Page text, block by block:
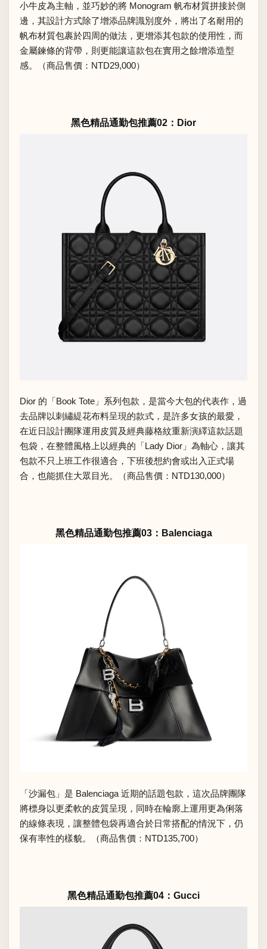
小牛皮為主軸，並巧妙的將 Monogram 帆布材質拼接於側
邊，其設計方式除了增添品牌識別度外，將出了名耐用的
帆布材質包裹於四周的做法，更增添其包款的使用性，而
金屬鍊條的背帶，則更能讓這款包在實用之餘增添造型
感。（商品售價：NTD29,000）
黑色精品通勤包推薦02：Dior
Dior 的「Book Tote」系列包款，是當今大包的代表作，過
去品牌以刺繡緹花布料呈現的款式，是許多女孩的最愛，
在近日設計團隊運用皮質及經典藤格紋重新演繹這款話題
包袋，在整體風格上以經典的「Lady Dior」為軸心，讓其
包款不只上班工作很適合，下班後想約會或出入正式場
合，也能抓住大眾目光。（商品售價：NTD130,000）
黑色精品通勤包推薦03：Balenciaga
「沙漏包」是 Balenciaga 近期的話題包款，這次品牌團隊
將標身以更柔軟的皮質呈現，同時在輪廓上運用更為俐落
的線條表現，讓整體包袋再適合於日常搭配的情況下，仍
保有率性的樣貌。（商品售價：NTD135,700）
黑色精品通勤包推薦04：Gucci